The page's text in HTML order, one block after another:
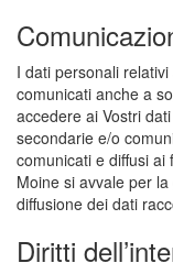
I dati personali
comunicati anche a
accedere ai Vostri
secondarie e/o
comunicati e diffusi ai
Moine si avvale per
diffusione dei dati
Diritti